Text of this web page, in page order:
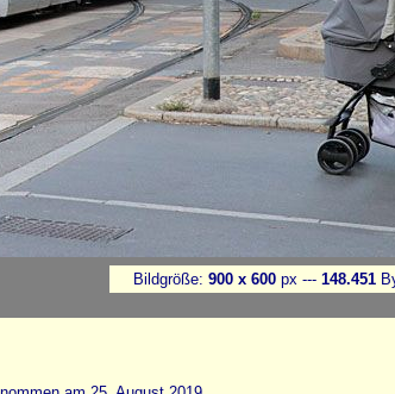
Bildgröße: 900 x 600 px --- 148.451